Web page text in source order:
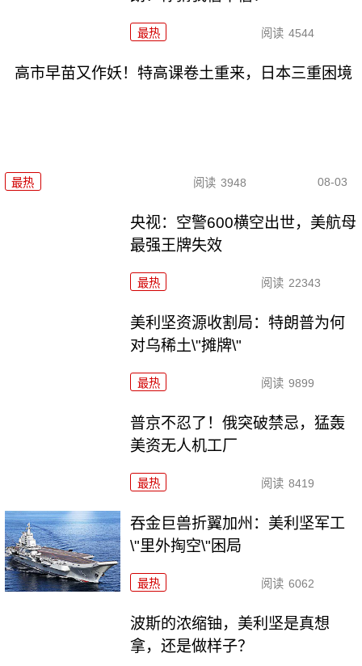
最热 阅读 4544
高市早苗又作妖！特高课卷土重来，日本三重困境
最热 阅读 3948 08-03
央视：空警600横空出世，美航母
最强王牌失效
最热 阅读 22343
美利坚资源收割局：特朗普为何
对乌稀土\"摊牌\"
最热 阅读 9899
普京不忍了！俄突破禁忌，猛轰
美资无人机工厂
最热 阅读 8419
吞金巨兽折翼加州：美利坚军工
\"里外掏空\"困局
最热 阅读 6062
波斯的浓缩铀，美利坚是真想
拿，还是做样子？